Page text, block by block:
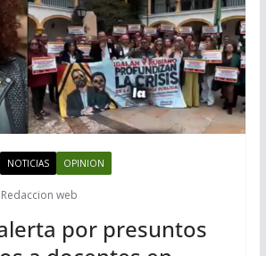
NOTICIAS OPINION
Redaccion web
por presuntos